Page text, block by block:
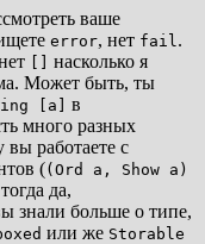
ваше
error, нет fail .
[] насколько я
Может быть, ты
[a] в
много разных
вы работаете с
((Ord a, Show a)
да,
знали больше о типе,
или же Storable